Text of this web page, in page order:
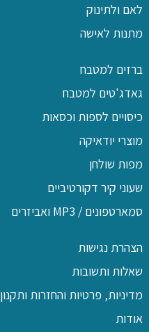
לאם ולתינוק
מתנות לאישה
ברזים למטבח
גאדג'טים למטבח
כיסויים לספות וכסאות
מוצרי יודאיקה
מפות שולחן
שעוני קיר דקורטיביים
סמארטפונים / MP3 ואביזרים
הצהרת נגישות
שאלות ותשובות
מדיניות, פרטיות והחזרות ותקנון
אודות